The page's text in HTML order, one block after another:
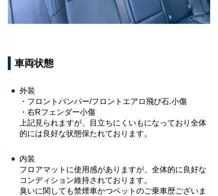
車両状態
外装
・フロントバンパー/フロントエアロ飛び石.小傷
・右Rフェンダー小傷
上記見られますが、目立ちにくいもになっており全体
的には良好な状態保たれております。
内装
フロアマットに使用感がありますが、全体的に良好な
コンディション維持されております。
臭いに関しても禁煙車かつペットのご乗車歴ございま